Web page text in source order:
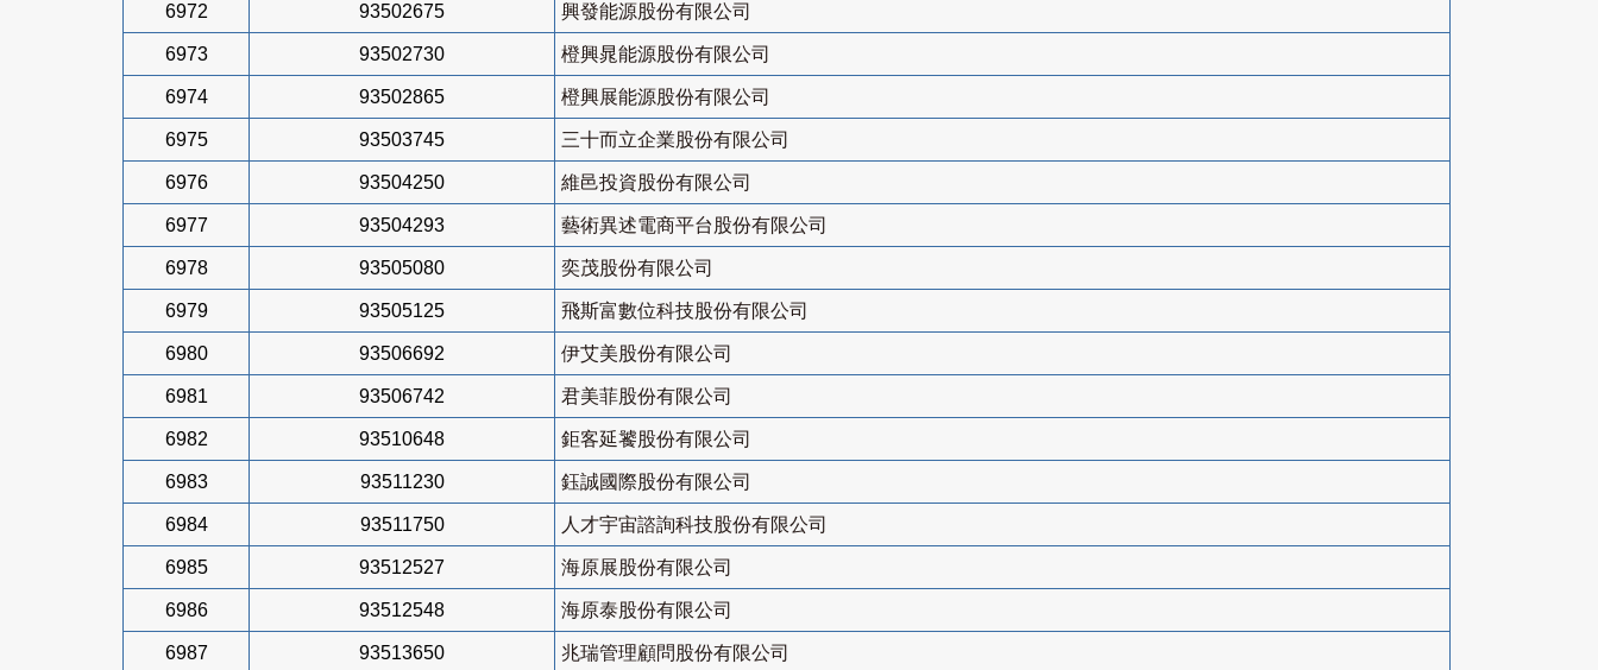
6972 93502675 興發能源股份有限公司
6973 93502730 橙興晁能源股份有限公司
6974 93502865 橙興展能源股份有限公司
6975 93503745 三十而立企業股份有限公司
6976 93504250 維邑投資股份有限公司
6977 93504293 藝術異述電商平台股份有限公司
6978 93505080 奕茂股份有限公司
6979 93505125 飛斯富數位科技股份有限公司
6980 93506692 伊艾美股份有限公司
6981 93506742 君美菲股份有限公司
6982 93510648 鉅客延饕股份有限公司
6983 93511230 鈺誠國際股份有限公司
6984 93511750 人才宇宙諮詢科技股份有限公司
6985 93512527 海原展股份有限公司
6986 93512548 海原泰股份有限公司
6987 93513650 兆瑞管理顧問股份有限公司